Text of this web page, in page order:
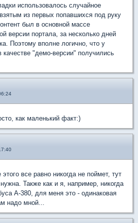
использовалось случайное
из первых попавшихся под руку
был в основной массе
версии портала, за несколько дней
Поэтому вполне логично, что у
качестве "демо-версии" получились
как маленький факт:)
все равно никогда не поймет, тут
Также как и я, например, никогда
А-380, для меня это - одинаковая
надо мной...